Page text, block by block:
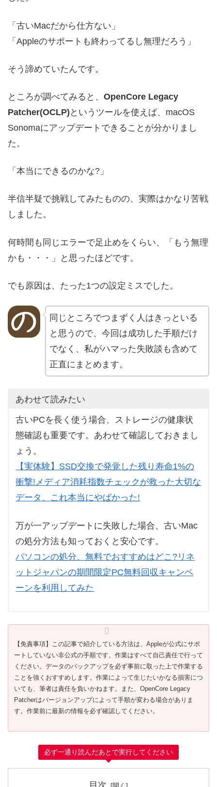
「古いMacだから仕方ない」
「Appleのサポートも終わってるし無理だろう」
そう諦めていたんです。
ところが調べてみると、 OpenCore Legacy
Patcher(OCLP) というツールを使えば、macOS
Sonomaにアップデートできることが分かりまし
た。
「本当にできるのかな?」
半信半疑で挑戦してみたものの、実際はかなり苦戦
しました。
何時間も同じエラーで足止めをくらい、「もう無理
かも・・・」と思ったほどです。
でも原因は、たった1つの設定ミスでした。
同じところでつまずく人はきっといる
と思うので、今回は成功した手順だけ
でなく、私がハマった失敗談も含めて
正直にまとめます。
あわせて読みたい
古いPCを長く使う場合、ストレージの健康状
態確認も重要です。あわせて確認しておきまし
ょう。
【実体験】SSD交換で発覚した残り寿命1%の
衝撃!メディア消耗指数チェックが救った大切な
データ、これ本当にやばかった!
万が一アップデートに失敗した場合、古いMac
の処分方法も知っておくと安心です。
パソコンの処分、無料でおすすめはどこ?リネ
ットジャパンの期間限定PC無料回収キャンペ
ーンを利用してみた
【免責事項】この記事で紹介している方法は、Appleが公式にサポ
ートしていない非公式の手順です。作業はすべて自己責任で行って
ください。データのバックアップを必ず事前に取った上で作業する
ことを強くおすすめします。作業によって生じたいかなる損害につ
いても、筆者は責任を負いかねます。また、OpenCore Legacy
Patcherはバージョンアップによって手順が変わる場合がありま
す。作業前に最新の情報を必ず確認してください。
必ず一通り読んだあとで実行してください
目次